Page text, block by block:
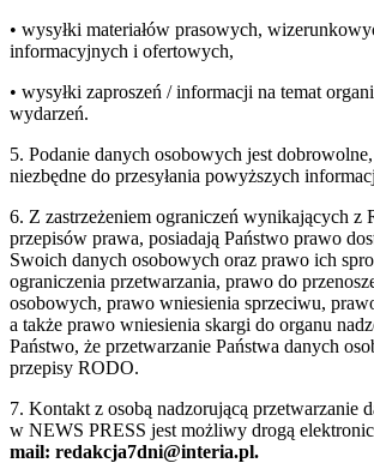
• wysyłki materiałów prasowych,
informacyjnych i ofertowych,
• wysyłki zaproszeń / informacji na temat
wydarzeń.
5. Podanie danych osobowych jest
niezbędne do przesyłania powyższych
6. Z zastrzeżeniem ograniczeń wynikających z
przepisów prawa, posiadają Państwo prawo
Swoich danych osobowych oraz prawo ich
ograniczenia przetwarzania, prawo do
osobowych, prawo wniesienia sprzeciwu,
a także prawo wniesienia skargi do organu
Państwo, że przetwarzanie Państwa danych
przepisy RODO.
7. Kontakt z osobą nadzorującą przetwarzanie
w NEWS PRESS jest możliwy drogą
mail: redakcja7dni@interia.pl.